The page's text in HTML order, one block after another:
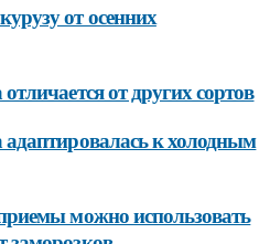
от осенних
от других сортов
к холодным
можно использовать